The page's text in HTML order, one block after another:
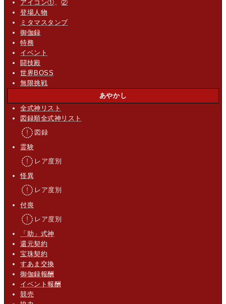
アイコン① 、②
登場人物
ミタマスタンプ
御伽録
特務
イベント
闘技殿
世界BOSS
無限挑戦
あやかし
全式神リスト
図録順全式神リスト
図録
霊験
レア度別
怪異
レア度別
付喪
レア度別
「助」式神
還元契約
宝珠契約
すあま交換
御伽録報酬
イベント報酬
競売